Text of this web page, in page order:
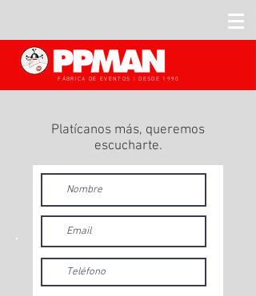
FÁBRICA DE EVENTOS | DESDE 1990
Platícanos más, queremos
escucharte.